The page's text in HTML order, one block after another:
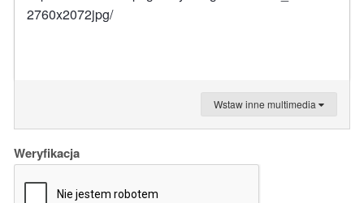
2760x2072jpg/
Wstaw inne multimedia
Weryfikacja